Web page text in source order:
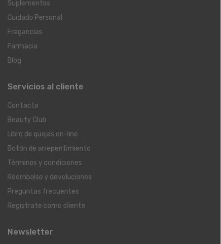
Suplementos
Cuidado Personal
Fragancias
Farmacia
Blog
Servicios al cliente
Contacto
Beauty Club
Libro de quejas on-line
Botón de arrepentimiento
Términos y condiciones
Reembolso y devoluciones
Preguntas frecuentes
Registrate como cliente
Newsletter